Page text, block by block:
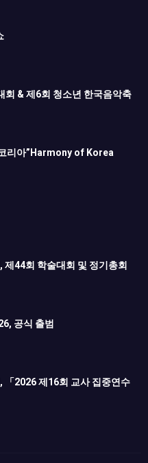
회 & 제6회 청소년 한국음악축
리아”Harmony of Korea
44회 학술대회 및 정기총회
공식 출범
「2026 제16회 교사 집중연수